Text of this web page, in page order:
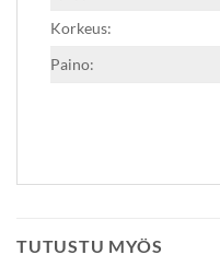
Korkeus:
Paino:
TUTUSTU MYÖS